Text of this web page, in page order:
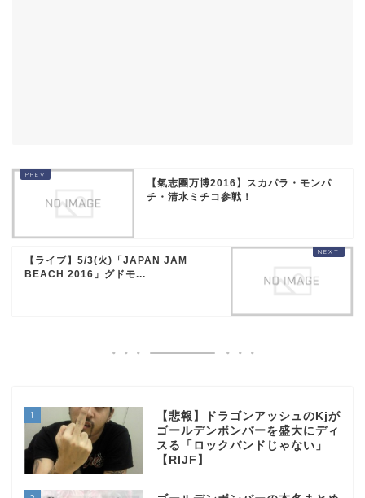
【氣志團万博2016】スカパラ・モンパ
チ・清水ミチコ参戦！
【ライブ】5/3(火)「JAPAN JAM
BEACH 2016」グドモ...
1
【悲報】ドラゴンアッシュのKjが
ゴールデンボンバーを盛大にディ
スる「ロックバンドじゃない」
【RIJF】